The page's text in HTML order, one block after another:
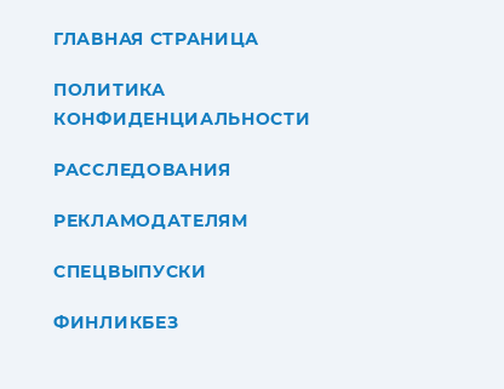
ГЛАВНАЯ СТРАНИЦА
ПОЛИТИКА
КОНФИДЕНЦИАЛЬНОСТИ
РАССЛЕДОВАНИЯ
РЕКЛАМОДАТЕЛЯМ
СПЕЦВЫПУСКИ
ФИНЛИКБЕЗ